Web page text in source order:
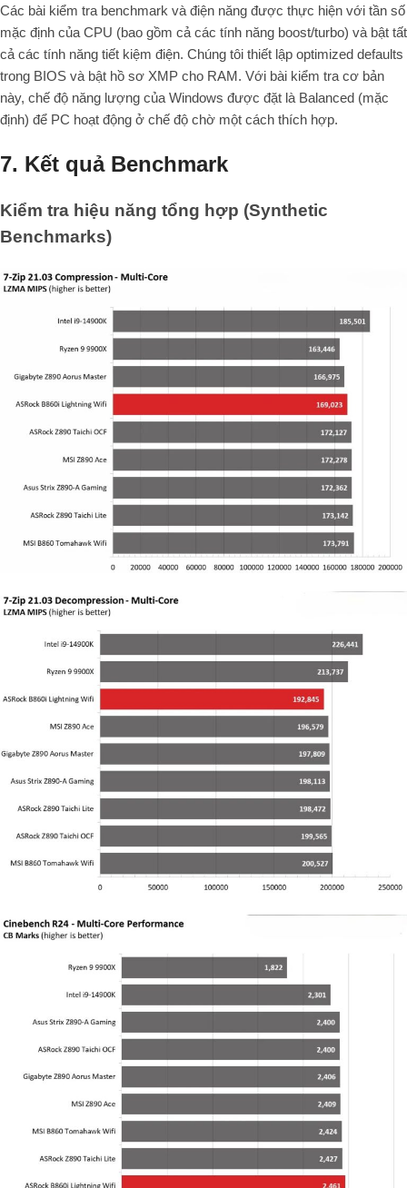
Các bài kiểm tra benchmark và điện năng được thực hiện với tần số
mặc định của CPU (bao gồm cả các tính năng boost/turbo) và bật tất
cả các tính năng tiết kiệm điện. Chúng tôi thiết lập optimized defaults
trong BIOS và bật hồ sơ XMP cho RAM. Với bài kiểm tra cơ bản
này, chế độ năng lượng của Windows được đặt là Balanced (mặc
định) để PC hoạt động ở chế độ chờ một cách thích hợp.
7. Kết quả Benchmark
Kiểm tra hiệu năng tổng hợp (Synthetic
Benchmarks)